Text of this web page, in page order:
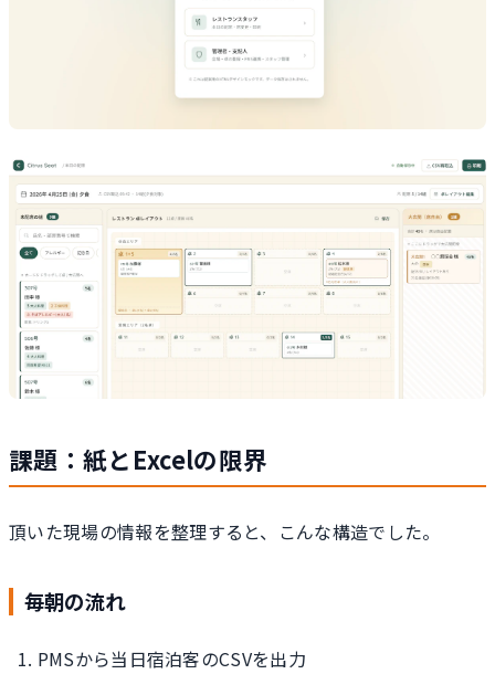
課題：紙とExcelの限界
頂いた現場の情報を整理すると、こんな構造でした。
毎朝の流れ
PMSから当日宿泊客のCSVを出力